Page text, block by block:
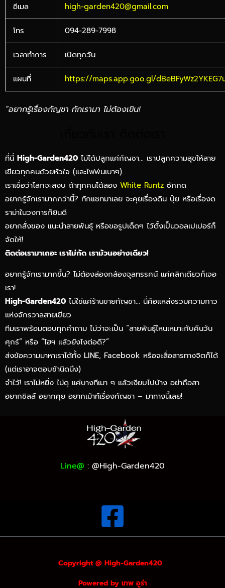
อีเมล high-garden420@gmail.com
โทร 094-289-7998
เวลาทำการ เปิดทุกวัน
แผนที่ https://maps.app.goo.gl/
“อยากรู้เรื่องกัญชา ทักเรามา ไม่ต้องเขิน!
ที่นี่ High-Garden420 ไม่ได้ปลูกแค่กัญชา… เราปลูกความสุขให้สาย
เขียวทุกคนด้วยหัวใจ (และไฟพ่นเบาๆ)
เราเชื่อว่าโลกจะสงบ ถ้าทุกคนได้ลอง White Runtz ซักกด
อยากรู้จักเรามากกว่านี้? ทักแชทมาเลย จะคุยเรื่องดิน ปุ๋ย หรือเรื่องด
ราม่าในวงการก็ยินดี
อยากสั่งของ แนะนำสายพันธุ์ หรือขอรูปเด็ดๆ ไว้ตั้งเป็นวอลเปเปอร์ก็
จัดให้!
ติดต่อเรามาเถอะ เราไม่กัด เราม้วนอย่างเดียว!
อยากรู้จักเรามากขึ้น? ไม่ต้องส่องกล้องจุลทรรศน์ แค่คลิกเดียวก็เจอ
เรา!
High-Garden420 ไม่ใช่แค่ร้านขายกัญชา… นี่คือแหล่งรวมความกาว
แห่งจักรวาลสายเขียว
ทีมเราพร้อมตอบทุกคำถาม ไม่ว่าจะเป็น “สายพันธุ์ไหนเหมาะกับคืนวัน
ศุกร์” หรือ “ไฮฯ แล้วยังไงต่อดี?”
ส่งข้อความมาหาเราได้ทั้ง LINE, Facebook หรือจะสื่อสารทางจิตก็ได้
(แต่เราอาจตอบช้านิดนึง)
จำไว้! เราไม่หยิ่ง ไม่ดุ แค่บางทีเมา ๆ แล้วเงียบไปบ้าง อย่าถือสา
อยากชิลล์ อยากคุย อยากเม้าท์เรื่องกัญชา – มาทางนี้เลย!
Line@ : @High-Garden420
Copyright @ High-Garden420
Powered by เทพ อูร่า